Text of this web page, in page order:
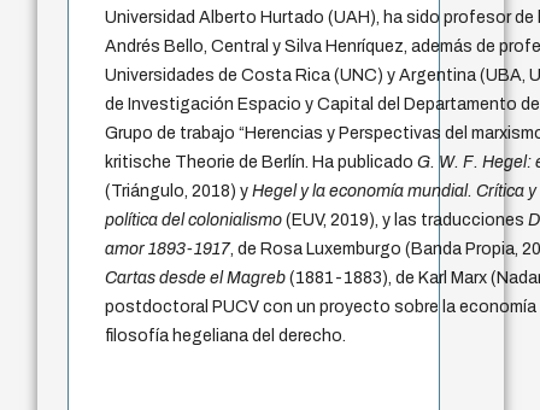
Universidad Alberto Hurtado (UAH), ha sido profesor
Andrés Bello, Central y Silva Henríquez, además de
Universidades de Costa Rica (UNC) y Argentina (UBA,
de Investigación Espacio y Capital del Departamento
Grupo de trabajo “Herencias y Perspectivas del
kritische Theorie de Berlín. Ha publicadoG. W. F. Hegel:
(Triángulo, 2018) yHegel y la economía mundial. Crítica
política del colonialismo (EUV, 2019), y las traducciones
amor 1893-1917, de Rosa Luxemburgo (Banda Propia,
Cartas desde el Magreb (1881-1883), de Karl Marx
postdoctoral PUCV con un proyecto sobre la economía
filosofía hegeliana del derecho.